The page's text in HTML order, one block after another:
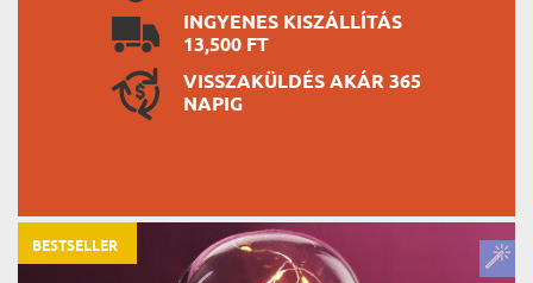
INGYENES KISZÁLLÍTÁS
13,500 FT
VISSZAKÜLDÉS AKÁR 365
NAPIG
BESTSELLER